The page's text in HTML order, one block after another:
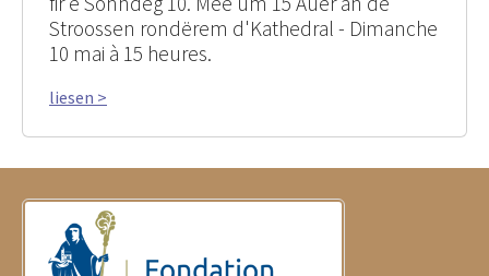
Stroossen rondërem d'Kathedral - Dimanche
10 mai à 15 heures.
liesen >